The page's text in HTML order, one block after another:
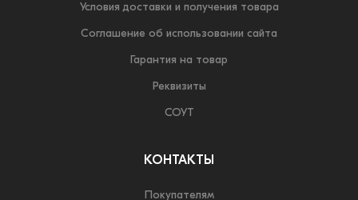
Условия доставки и получения товара
Соглашение об использовании сайта
Гарантия на товар
Реквизиты
СОУТ
КОНТАКТЫ
Покупателям